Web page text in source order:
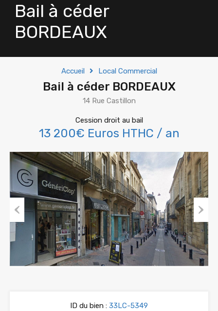
Bail à céder
BORDEAUX
Accueil Local Commercial
Bail à céder BORDEAUX
14 Rue Castillon
Cession droit au bail
13 200€ Euros HTHC / an
Previous Next
ID du bien : 33LC-5349